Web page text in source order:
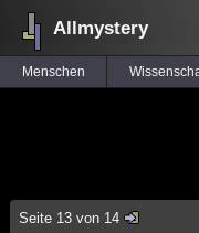
Allmystery
Menschen
Seite 13 von 14